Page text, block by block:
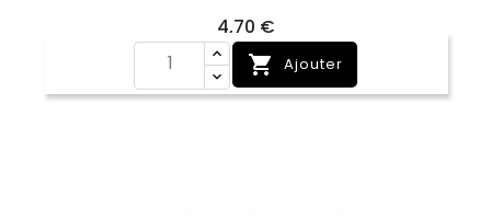
4,70 €Prix
 Ajouter